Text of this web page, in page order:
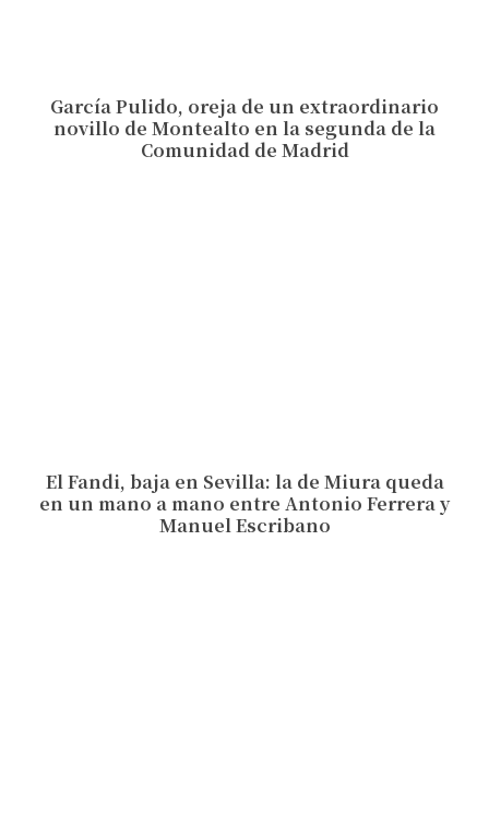
García Pulido, oreja de un extraordinario
novillo de Montealto en la segunda de la
Comunidad de Madrid
El Fandi, baja en Sevilla: la de Miura queda
en un mano a mano entre Antonio Ferrera y
Manuel Escribano